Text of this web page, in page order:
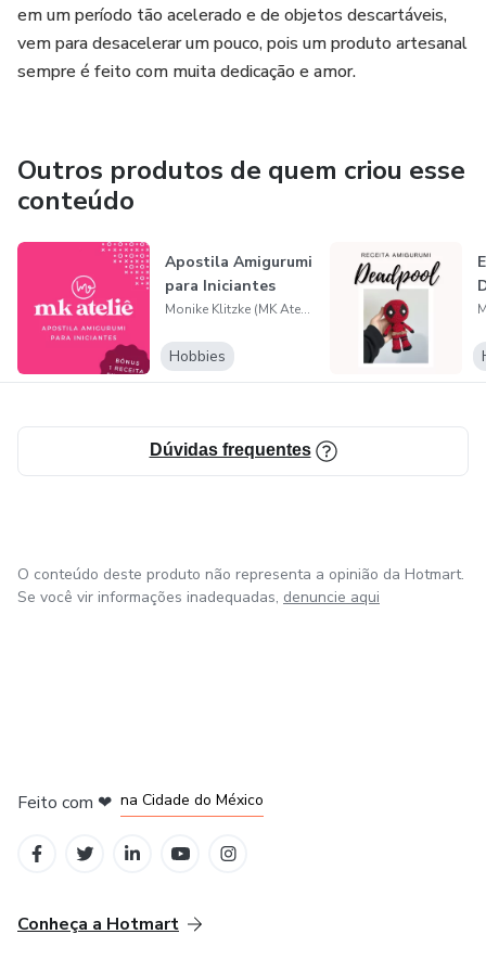
em um período tão acelerado e de objetos descartáveis,
vem para desacelerar um pouco, pois um produto artesanal
sempre é feito com muita dedicação e amor.
Outros produtos de quem criou esse
conteúdo
Apostila Amigurumi
para Iniciantes
Monike Klitzke (MK Ateliê)
Hobbies
Dúvidas frequentes
O conteúdo deste produto não representa a opinião da Hotmart.
Se você vir informações inadequadas, denuncie aqui
Feito com ❤ na Cidade do México
Conheça a Hotmart